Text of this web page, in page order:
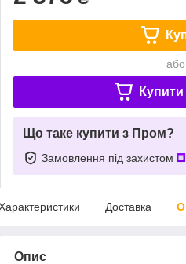
або
Купити
Що таке купити з Пром?
Замовлення під захистом
Доставка
Опис